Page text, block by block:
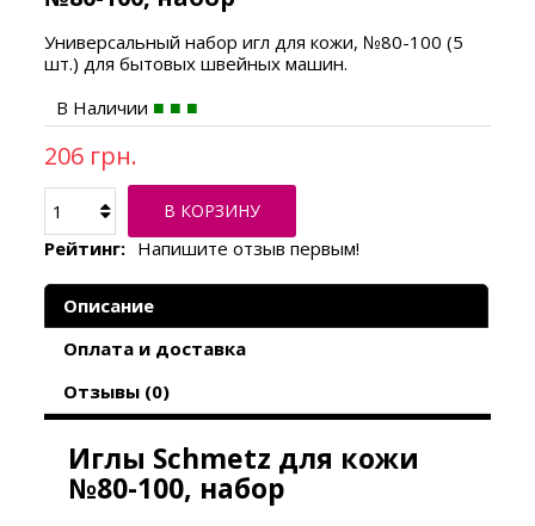
Универсальный набор игл для кожи, №80-100 (5
шт.) для бытовых швейных машин.
В Наличии
206 грн.
В КОРЗИНУ
Рейтинг: Напишите отзыв первым!
Описание
Оплата и доставка
Отзывы (0)
Иглы Schmetz для кожи
№80-100, набор